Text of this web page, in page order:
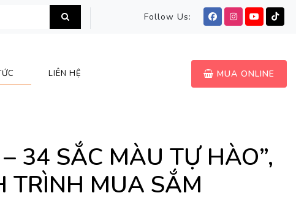
Follow Us:
LIÊN HỆ MUA ONLINE
34 SẮC MÀU TỰ HÀO”,
TRÌNH MUA SẮM